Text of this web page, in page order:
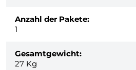
Anzahl der Pakete:
1
Gesamtgewicht:
27 Kg